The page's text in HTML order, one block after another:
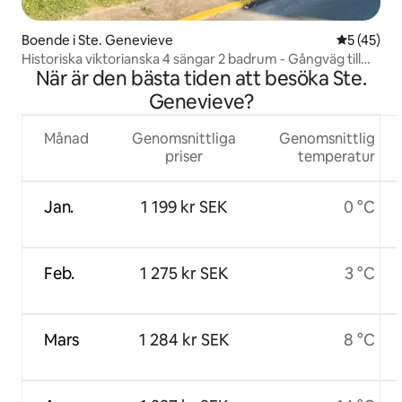
Boende i Ste. Genevieve 5 av 5 i
5 (45)
Historiska viktorianska 4 sängar 2 badrum - Gångväg till
stan
När är den bästa tiden att besöka Ste.
Genevieve?
Månad
Jan.
Feb.
Mars
Genomsnittliga
priser
1 199 kr SEK
1 275 kr SEK
1 284 kr SEK
Genomsnittlig
temperatur
0 °C
3 °C
8 °C